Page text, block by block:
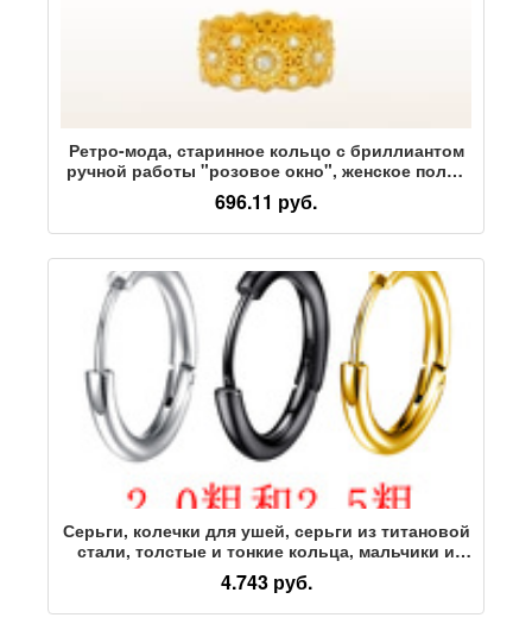
Ретро-мода, старинное кольцо с бриллиантом
ручной работы "розовое окно", женское полое
кольцо с бриллиантом высокого класса,
роскошное медное позолоченное кольцо с
национальным приливом
696.11 руб.
Серьги, колечки для ушей, серьги из титановой
стали, толстые и тонкие кольца, мальчики и
девочки с одинаковым кругом, пряжки для
ушей из нержавеющей стали, прямые продажи
с фабрики
4.743 руб.